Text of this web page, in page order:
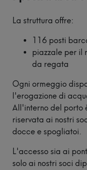
La struttura offre:
116 posti
piazzale per il
da regata
Ogni ormeggio
l'erogazione di
All'interno del porto
riservata ai nostri
docce e spogliatoi.
L'accesso sia ai
solo ai nostri soci
e